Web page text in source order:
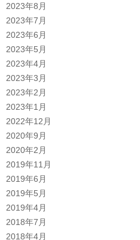
2023年8月
2023年7月
2023年6月
2023年5月
2023年4月
2023年3月
2023年2月
2023年1月
2022年12月
2020年9月
2020年2月
2019年11月
2019年6月
2019年5月
2019年4月
2018年7月
2018年4月